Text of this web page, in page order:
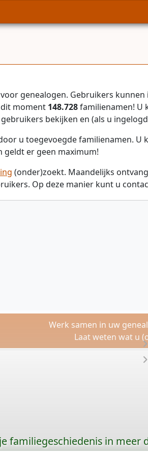
genealogen. Gebruikers
moment 148.728familienamen! U
bekijken en (als u
u toegevoegde familienamen.
geldt er geen maximum!
(onder)zoekt. Maandelijks
Op deze manier kunt u
Werk samen in uw
Laat weten wat u
familiegeschiedenis in